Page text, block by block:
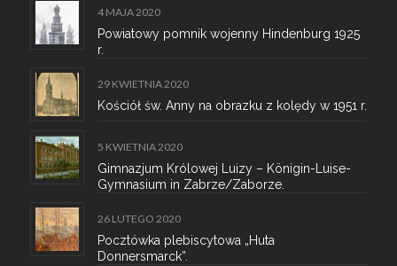
4 MAJA 2020
Powiatowy pomnik wojenny Hindenburg 1925
r.
29 KWIETNIA 2020
Kościół św. Anny na obrazku z kolędy w 1951 r.
5 KWIETNIA 2020
Gimnazjum Królowej Luizy – Königin-Luise-
Gymnasium in Zabrze/Zaborze.
26 LUTEGO 2020
Pocztówka plebiscytowa „Huta
Donnersmarck”.